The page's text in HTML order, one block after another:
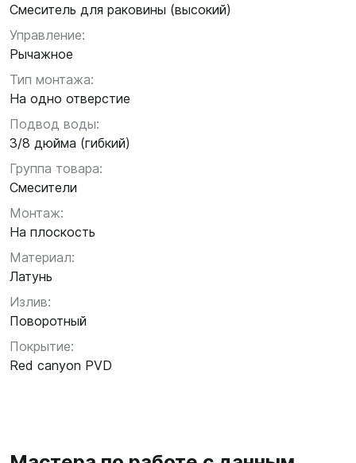
Смеситель для раковины (высокий)
Управление:
Рычажное
Тип монтажа:
На одно отверстие
Подвод воды:
3/8 дюйма (гибкий)
Группа товара:
Смесители
Монтаж:
На плоскость
Материал:
Латунь
Излив:
Поворотный
Покрытие:
Red canyon PVD